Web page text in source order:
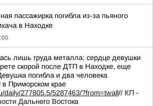
пассажирка погибла из-за пьяного
в Находке
лишь груда металла: сердце девушки
скорой после ДТП в Находке, еще
погибла и два человека
Приморском крае
daily/277805.5/5287463/?from=twall// КП -
Дальнего Востока